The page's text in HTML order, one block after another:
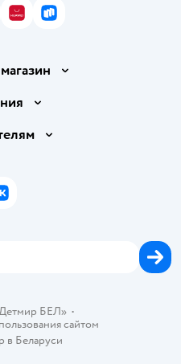
Play
AppGallery
RuStore
и оплата
файлов cookie
карты
БЕЛ»•
сайтом
в Беларуси
ВКонтакте